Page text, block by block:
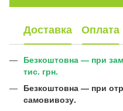
Доставка Оплата
Безкоштовна — при
тис. грн.
Безкоштовна — при
самовивозу.